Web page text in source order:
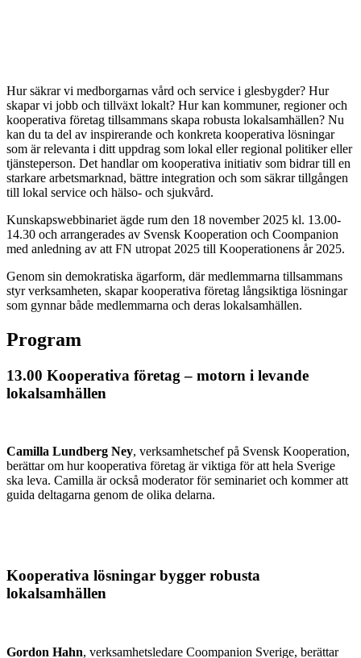
Hur säkrar vi medborgarnas vård och service i glesbygder? Hur
skapar vi jobb och tillväxt lokalt? Hur kan kommuner, regioner och
kooperativa företag tillsammans skapa robusta lokalsamhällen? Nu
kan du ta del av inspirerande och konkreta kooperativa lösningar
som är relevanta i ditt uppdrag som lokal eller regional politiker eller
tjänsteperson. Det handlar om kooperativa initiativ som bidrar till en
starkare arbetsmarknad, bättre integration och som säkrar tillgången
till lokal service och hälso- och sjukvård.
Kunskapswebbinariet ägde rum den 18 november 2025 kl. 13.00-
14.30 och arrangerades av Svensk Kooperation och Coompanion
med anledning av att FN utropat 2025 till Kooperationens år 2025.
Genom sin demokratiska ägarform, där medlemmarna tillsammans
styr verksamheten, skapar kooperativa företag långsiktiga lösningar
som gynnar både medlemmarna och deras lokalsamhällen.
Program
13.00 Kooperativa företag – motorn i levande
lokalsamhällen
Camilla Lundberg Ney, verksamhetschef på Svensk Kooperation,
berättar om hur kooperativa företag är viktiga för att hela Sverige
ska leva. Camilla är också moderator för seminariet och kommer att
guida deltagarna genom de olika delarna.
Kooperativa lösningar bygger robusta
lokalsamhällen
Gordon Hahn, verksamhetsledare Coompanion Sverige, berättar